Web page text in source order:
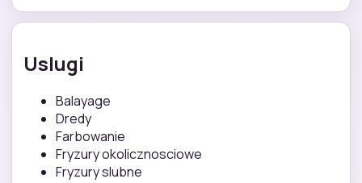
Uslugi
Balayage
Dredy
Farbowanie
Fryzury okolicznosciowe
Fryzury slubne